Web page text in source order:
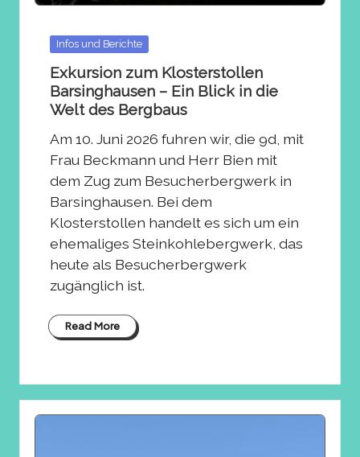
Posted
Infos und Berichte
Exkursion zum Klosterstollen
Barsinghausen – Ein Blick in die
Welt des Bergbaus
Am 10. Juni 2026 fuhren wir, die 9d, mit
Frau Beckmann und Herr Bien mit
dem Zug zum Besucherbergwerk in
Barsinghausen. Bei dem
Klosterstollen handelt es sich um ein
ehemaliges Steinkohlebergwerk, das
heute als Besucherbergwerk
zugänglich ist.
Read More